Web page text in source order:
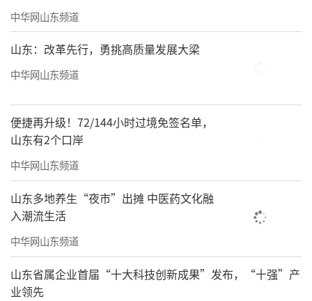
中华网山东频道
山东：改革先行，勇挑高质量发展大梁
中华网山东频道
便捷再升级！72/144小时过境免签名单，
山东有2个口岸
中华网山东频道
山东多地养生“夜市”出摊 中医药文化融
入潮流生活
中华网山东频道
山东省属企业首届“十大科技创新成果”发布，“十强”产
业领先